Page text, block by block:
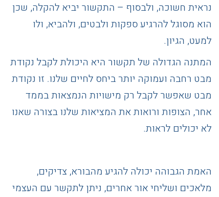
נראית חשוכה, ולבסוף – התקשור יביא להקלה, שכן
הוא מסוגל להרגיע ספקות ולבטים, ולהביא, ולו
למעט, הגיון.
המתנה הגדולה של תקשור היא היכולת לקבל נקודת
מבט רחבה ועמוקה יותר ביחס לחיים שלנו. זו נקודת
מבט שאפשר לקבל רק מישויות הנמצאות בממד
אחר, הצופות ורואות את המציאות שלנו בצורה שאנו
לא יכולים לראות.
האמת הגבוהה יכולה להגיע מהבורא, צדיקים,
מלאכים ושליחי אור אחרים, ניתן לתקשר עם העצמי